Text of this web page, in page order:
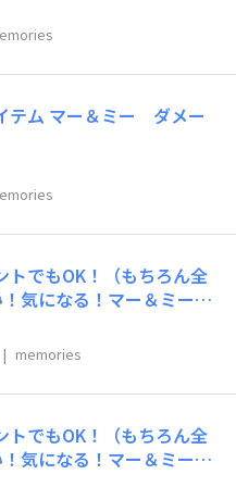
用中 ③あったらいい
ない妄想のアイテム教え
ダメー
でもOK！（もちろん全
はない妄想のアイテム教
| memories
でもOK！（もちろん全